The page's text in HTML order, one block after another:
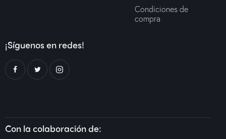
Condiciones de
compra
¡Síguenos en redes!
Con la colaboración de: